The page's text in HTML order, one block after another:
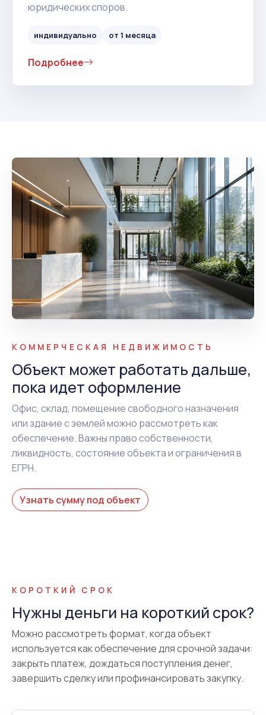
юридических споров.
индивидуально от 1 месяца
Подробнее
КОММЕРЧЕСКАЯ НЕДВИЖИМОСТЬ
Объект может работать дальше,
пока идет оформление
Офис, склад, помещение свободного назначения
или здание с землей можно рассмотреть как
обеспечение. Важны право собственности,
ликвидность, состояние объекта и ограничения в
ЕГРН.
Узнать сумму под объект
КОРОТКИЙ СРОК
Нужны деньги на короткий срок?
Можно рассмотреть формат, когда объект
используется как обеспечение для срочной задачи:
закрыть платеж, дождаться поступления денег,
завершить сделку или профинансировать закупку.